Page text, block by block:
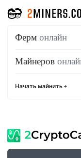
Ферм онлайн
Майнеров
Начать майнить